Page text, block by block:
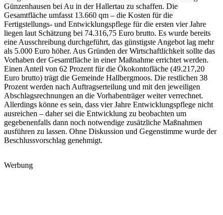
Günzenhausen bei Au in der Hallertau zu schaffen. Die
Gesamtfläche umfasst 13.660 qm – die Kosten für die
Fertigstellungs- und Entwicklungspflege für die ersten vier Jahre
liegen laut Schätzung bei 74.316,75 Euro brutto. Es wurde bereits
eine Ausschreibung durchgeführt, das günstigste Angebot lag mehr
als 5.000 Euro höher. Aus Gründen der Wirtschaftlichkeit sollte das
Vorhaben der Gesamtfläche in einer Maßnahme errichtet werden.
Einen Anteil von 62 Prozent für die Ökokontofläche (49.217,20
Euro brutto) trägt die Gemeinde Hallbergmoos. Die restlichen 38
Prozent werden nach Auftragserteilung und mit den jeweiligen
Abschlagsrechnungen an die Vorhabenträger weiter verrechnet.
Allerdings könne es sein, dass vier Jahre Entwicklungspflege nicht
ausreichen – daher sei die Entwicklung zu beobachten um
gegebenenfalls dann noch notwendige zusätzliche Maßnahmen
ausführen zu lassen. Ohne Diskussion und Gegenstimme wurde der
Beschlussvorschlag genehmigt.
Werbung